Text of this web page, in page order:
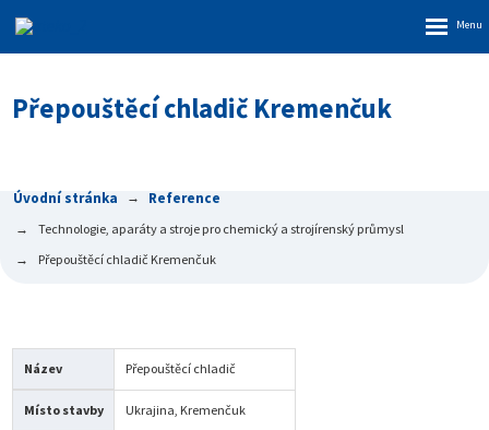
Přepouštěcí chladič Kremenčuk
Úvodní stránka Reference
Technologie, aparáty a stroje pro chemický a strojírenský průmysl
Přepouštěcí chladič Kremenčuk
Název Přepouštěcí chladič
Místo stavby Ukrajina, Kremenčuk